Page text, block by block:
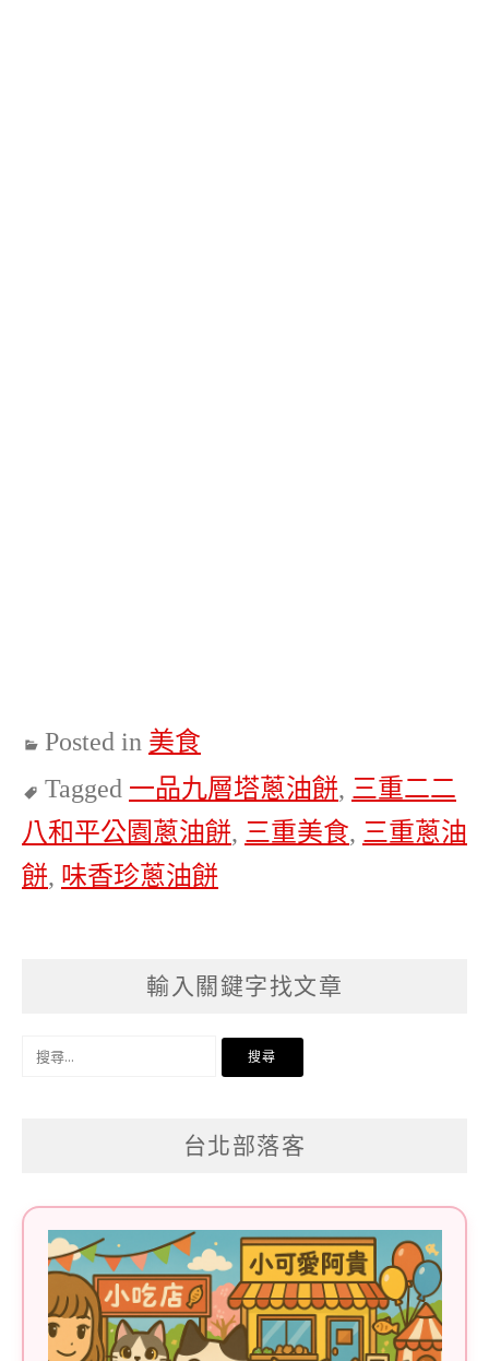
Posted in 美食
Tagged 一品九層塔蔥油餅, 三重二二
八和平公園蔥油餅, 三重美食, 三重蔥油
餅, 味香珍蔥油餅
輸入關鍵字找文章
搜
台北部落客